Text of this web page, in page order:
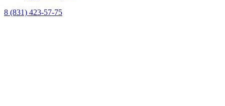
8 (831) 423-57-75